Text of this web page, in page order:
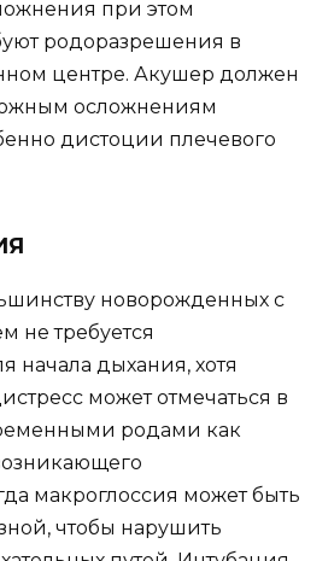
при этом
родоразрешения в
центре. Акушер должен
осложнениям
дистоции плечевого
новорожденных с
не требуется
начала дыхания, хотя
может отмечаться в
родами как
макроглоссия может быть
чтобы нарушить